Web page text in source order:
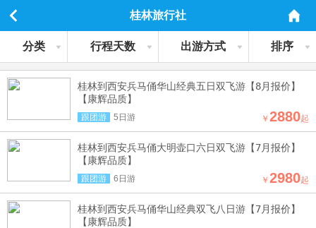
桂林旅行社
分类 行程天数 出游方式 排序
桂林到西安兵马俑华山经典五日双飞游【8月报价】
【康辉品质】
跟团游 5日游 ￥ 2880起
桂林到西安兵马俑大明壶口六日双飞游【7月报价】
【康辉品质】
跟团游 6日游 ￥ 2980起
桂林到西安兵马俑华山经典双飞八日游【7月报价】
【康辉品质】